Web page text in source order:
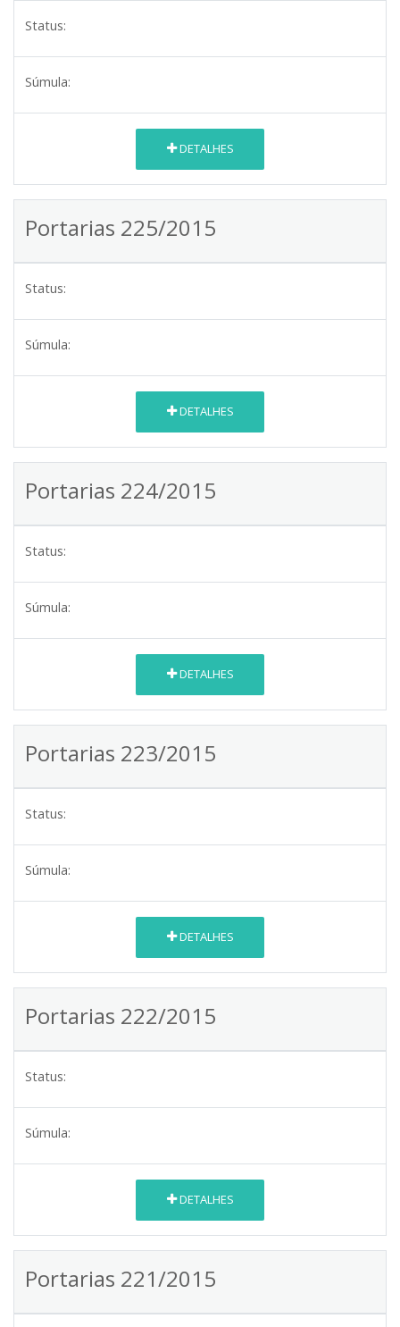
Status:
Súmula:
DETALHES
Portarias 225/2015
Status:
Súmula:
DETALHES
Portarias 224/2015
Status:
Súmula:
DETALHES
Portarias 223/2015
Status:
Súmula:
DETALHES
Portarias 222/2015
Status:
Súmula:
DETALHES
Portarias 221/2015